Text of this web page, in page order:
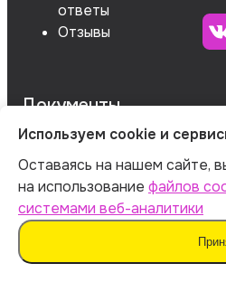
ответы
Отзывы
Документы
ОГРНИП 312547621900150
ИНН 540535727161
Оферта
Используем cookie и
Оставаясь на нашем сайте,
на использование файлов
системами веб-аналитики